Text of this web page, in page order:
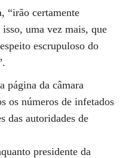
“irão certamente
uma vez mais, que
escrupuloso do
página da câmara
os números de infetados
das autoridades de
presidente da